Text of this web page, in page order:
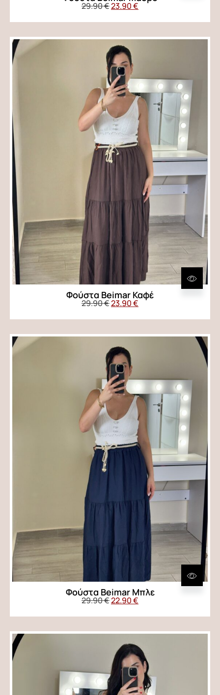
29.90€23.90€
Φούστα Beimar Καφέ
29.90€23.90€
Φούστα Beimar Μπλε
29.90€22.90€